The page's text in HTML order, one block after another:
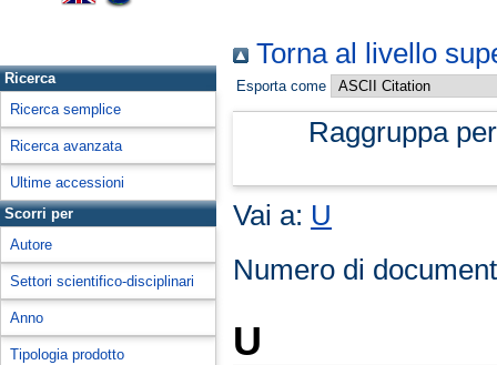
Ricerca
Ricerca semplice
Ricerca avanzata
Ultime accessioni
Scorri per
Autore
Settori scientifico-disciplinari
Anno
Tipologia prodotto
Torna al livello
Esporta come
Raggruppa
Vai a: U
Numero di
U